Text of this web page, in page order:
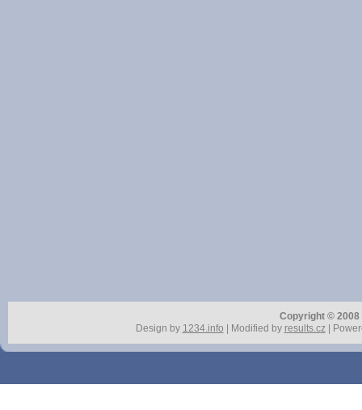
Copyright ©
Design by 1234.info | Modified by results.cz|